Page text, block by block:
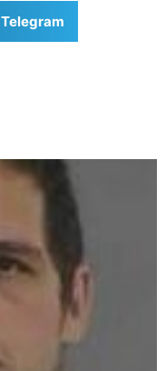
Telegram